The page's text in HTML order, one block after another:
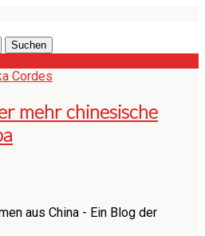
Cordes
mehr chinesische
aus China - Ein Blog der